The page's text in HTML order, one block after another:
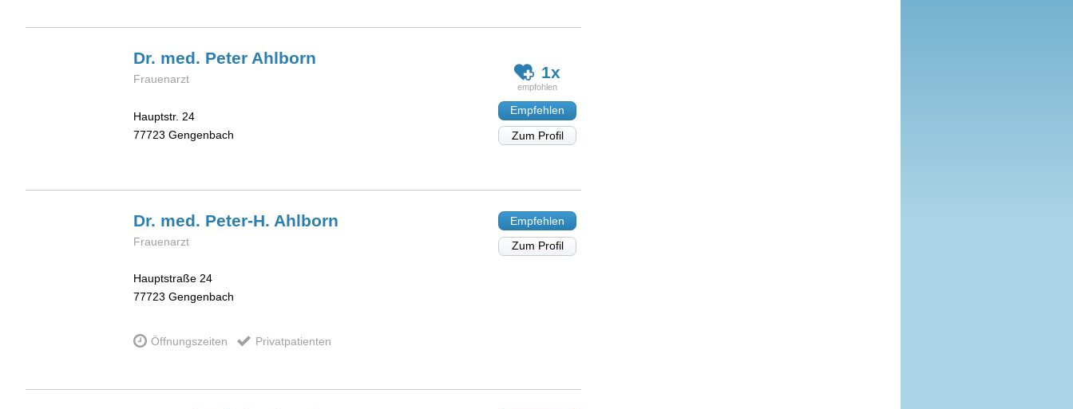
Dr. med. Peter Ahlborn
Frauenarzt
Hauptstr. 24
77723 Gengenbach
1x
Empfehlen
Zum Profil
Dr. med. Peter-H. Ahlborn
Frauenarzt
Hauptstraße 24
77723 Gengenbach
Öffnungszeiten Privatpatienten
Empfehlen
Zum Profil